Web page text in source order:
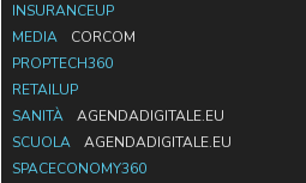
INSURANCEUP
MEDIA
CORCOM
PROPTECH360
RETAILUP
SANITÀ
AGENDADIGITALE.EU
SCUOLA
AGENDADIGITALE.EU
SPACECONOMY360